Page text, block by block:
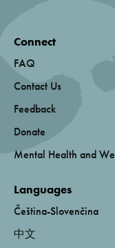
Connect
FAQ
Contact Us
Feedback
Donate
Mental Health and
Languages
Čeština-Slovenčina
中文